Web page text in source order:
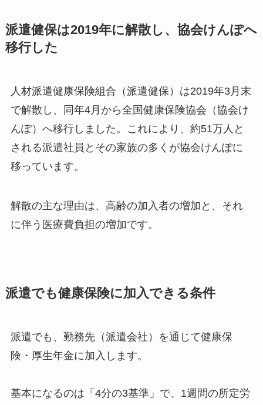
派遣健保は2019年に解散し、協会けんぽへ
移行した
人材派遣健康保険組合（派遣健保）は2019年3月末
で解散し、同年4月から全国健康保険協会（協会け
んぽ）へ移行しました。これにより、約51万人と
される派遣社員とその家族の多くが協会けんぽに
移っています。
解散の主な理由は、高齢の加入者の増加と、それ
に伴う医療費負担の増加です。
派遣でも健康保険に加入できる条件
派遣でも、勤務先（派遣会社）を通じて健康保
険・厚生年金に加入します。
基本になるのは「4分の3基準」で、1週間の所定労